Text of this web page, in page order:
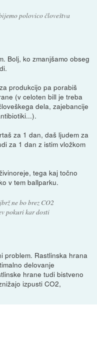
polovico človeštva
Bolj, ko zmanjšamo obseg
produkcijo pa porabiš
(v celoten bill je treba
dela, zajebancije
za 1 dan, daš ljudem za
za 1 dan z istim vložkom
tega kaj točno
v tem ballparku.
ne bo brez CO2
pokuri kar dosti
problem. Rastlinska hrana
delovanje
hrane tudi bistveno
izpusti CO2,